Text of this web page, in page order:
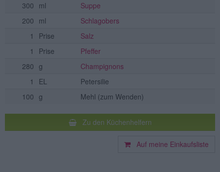
300 ml
Suppe
200 ml
Schlagobers
1
Prise
Salz
1
Prise
Pfeffer
280 g
Champignons
1
EL
Petersilie
100 g Mehl (zum Wenden)
Zu den Küchenhelfern
Auf meine Einkaufsliste